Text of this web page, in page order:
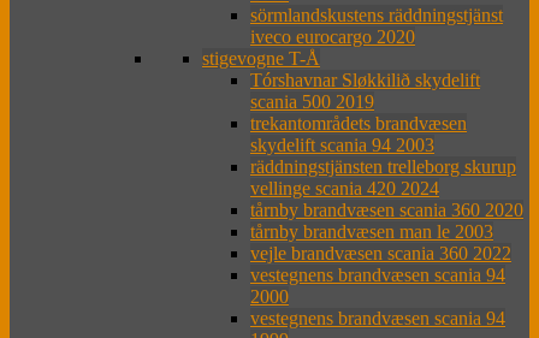
sörmlandskustens räddningstjänst
iveco eurocargo 2020
stigevogne T-Å
Tórshavnar Sløkkilið skydelift
scania 500 2019
trekantområdets brandvæsen
skydelift scania 94 2003
räddningstjänsten trelleborg skurup
vellinge scania 420 2024
tårnby brandvæsen scania 360 2020
tårnby brandvæsen man le 2003
vejle brandvæsen scania 360 2022
vestegnens brandvæsen scania 94
2000
vestegnens brandvæsen scania 94